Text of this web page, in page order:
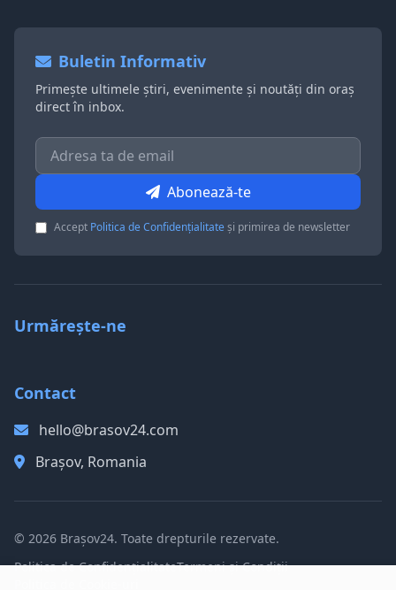
Buletin Informativ
Primește ultimele știri, evenimente și noutăți din oraș
direct în inbox.
Abonează-te
Accept Politica de Confidențialitateși primirea de newsletter
Urmărește-ne
Contact
hello@brasov24.com
Brașov, Romania
© 2026 Brașov24. Toate drepturile rezervate.
Politica de ConfidențialitateTermeni și Condiții